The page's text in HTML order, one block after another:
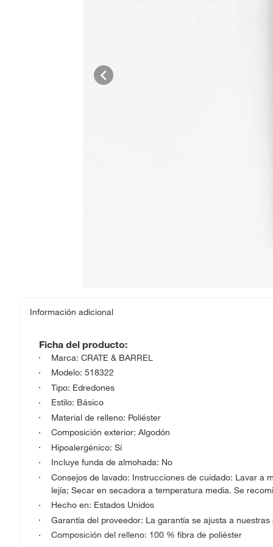
Información adicional
Ficha del producto:
Marca: CRATE & BARREL
Modelo: 518322
Tipo: Edredones
Estilo: Básico
Material de relleno: Poliéster
Composición exterior: Algodón
Hipoalergénico: Sí
Incluye funda de almohada: No
Consejos de lavado: Instrucciones de cuidado: Lavar a
lejía; Secar en secadora a temperatura media. Se
Hecho en: Estados Unidos
Garantía del proveedor: La garantía se ajusta a
Composición del relleno: 100 % fibra de poliéster